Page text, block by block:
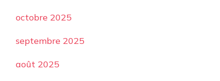
octobre 2025
septembre 2025
août 2025